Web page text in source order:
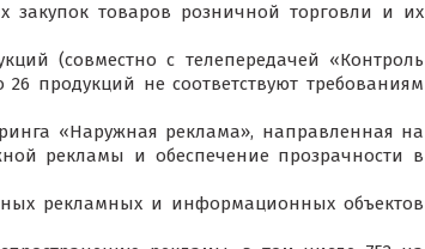
закупок товаров розничной торговли и их
(совместно с телепередачей «Контроль
26 продукций не соответствуют требованиям
«Наружная реклама», направленная на
рекламы и обеспечение прозрачности в
рекламных и информационных объектов